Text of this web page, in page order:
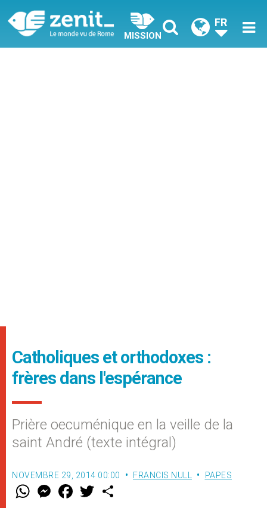
MISSION
FR
Catholiques et orthodoxes :
frères dans l'espérance
Prière oecuménique en la veille de la
saint André (texte intégral)
NOVEMBRE 29, 2014 00:00 FRANCIS NULL PAPES
W M
e
F
a w